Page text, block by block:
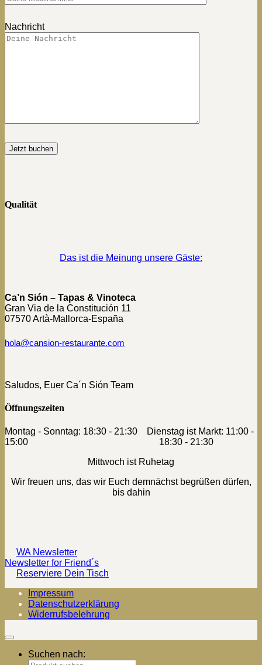
Nachricht
Qualität
Das ist die Meinung unsere Gäste:
Ca’n Sión – Tapas & Vinoteca
Gran Via de la Constitución 11
07570 Artà-Mallorca-España
hola@cansion-restaurante.com
Saludos, Euer Ca´n Sión Team
Öffnungszeiten
Montag - Sonntag: 18:30 - 21:30 Dienstag ist Markt: 11:00 -
15:00 18:30 - 21:30
Mittwoch ist Ruhetag
Wir freuen uns, das wir Euch demnächst begrüßen dürfen,
bis dahin
WA Newsletter
Newsletter for Friend´s
Reserviere Dein Tisch
Impressum
Datenschutzerklärung
Widerrufsbelehrung
Suchen nach: